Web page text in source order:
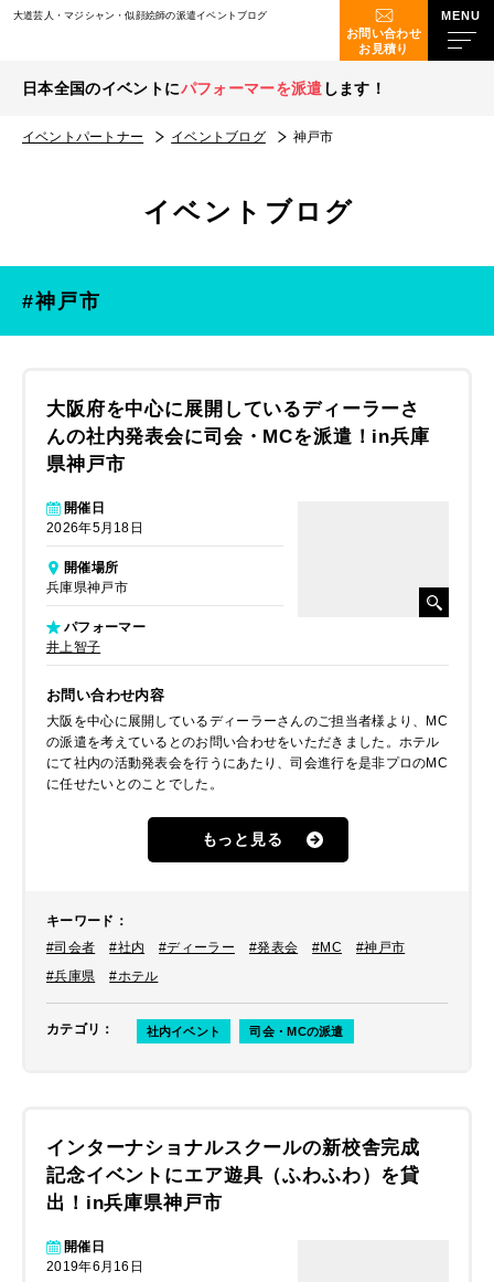
大道芸人・マジシャン・似顔絵師の派遣イベントブログ
お問い合わせ
お見積り
日本全国のイベントにパフォーマーを派遣 します！
イベントパートナー イベントブログ 神戸市
イベントブログ
#神戸市
大阪府を中心に展開しているディーラーさ
んの社内発表会に司会・MCを派遣！in兵庫
県神戸市
開催日
2026年5月18日
開催場所
兵庫県神戸市
パフォーマー
井上智子
お問い合わせ内容
大阪を中心に展開しているディーラーさんのご担当者様より、MC
の派遣を考えているとのお問い合わせをいただきました。ホテル
にて社内の活動発表会を行うにあたり、司会進行を是非プロのMC
に任せたいとのことでした。
もっと見る
キーワード ：
#司会者
#社内 #ディーラー #発表会 #MC
#神戸市
#兵庫県
#ホテル
カテゴリ ： 社内イベント 司会・MCの派遣
インターナショナルスクールの新校舎完成
記念イベントにエア遊具（ふわふわ）を貸
出！in兵庫県神戸市
開催日
2019年6月16日